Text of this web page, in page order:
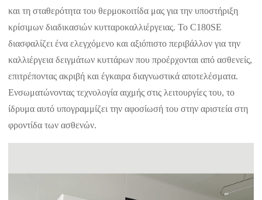
και τη σταθερότητα του θερμοκοιτίδα μας για την υποστήριξη
κρίσιμων διαδικασιών κυτταροκαλλιέργειας. Το C180SE
διασφαλίζει ένα ελεγχόμενο και αξιόπιστο περιβάλλον για την
καλλιέργεια δειγμάτων κυττάρων που προέρχονται από ασθενείς,
επιτρέποντας ακριβή και έγκαιρα διαγνωστικά αποτελέσματα.
Ενσωματώνοντας τεχνολογία αιχμής στις λειτουργίες του, το
ίδρυμα αυτό υπογραμμίζει την αφοσίωσή του στην αριστεία στη
φροντίδα των ασθενών.